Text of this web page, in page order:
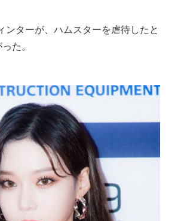
ンターが、ハムスターを虐待したと
た。